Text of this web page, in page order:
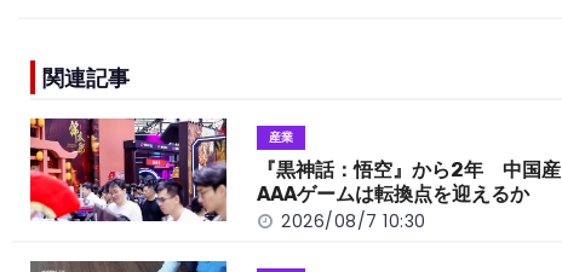
o
o
k
k
関連記事
産業
『黒神話：悟空』から2年 中国産
AAAゲームは転換点を迎えるか
2026/08/7 10:30